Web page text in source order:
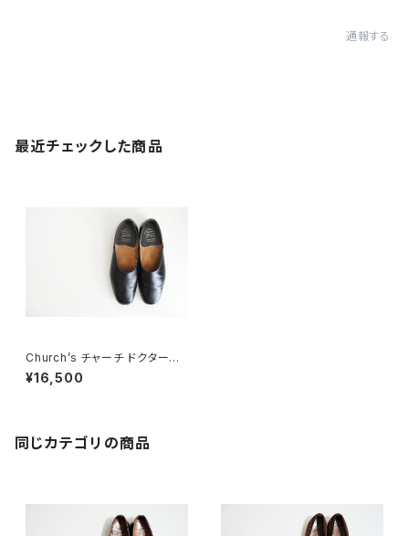
通報する
最近チェックした商品
Church’s チャーチ ドクターシ
ューズ UK8
¥16,500
同じカテゴリの商品